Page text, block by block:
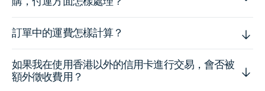
訂單中的運費怎樣計算？
如果我在使用香港以外的信用卡進行交易，會否被
額外徵收費用？